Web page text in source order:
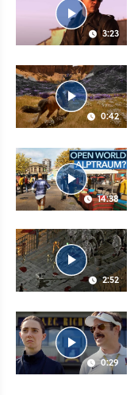
3:23
0:42
14:38
2:52
0:29